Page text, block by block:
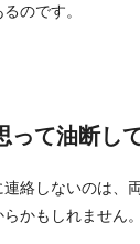
のです。
って油断し
絡しないのは、
かもしれません。